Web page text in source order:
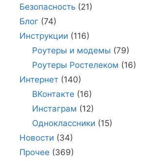
Безопасность (21)
Блог (74)
Инструкции (116)
Роутеры и модемы (79)
Роутеры Ростелеком (16)
Интернет (140)
ВКонтакте (16)
Инстаграм (12)
Одноклассники (15)
Новости (34)
Прочее (369)